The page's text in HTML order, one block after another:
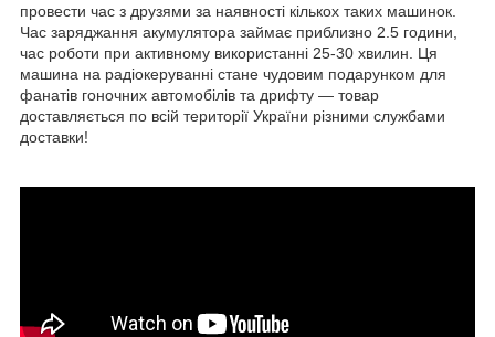
провести час з друзями за наявності кількох таких машинок.
Час заряджання акумулятора займає приблизно 2.5 години,
час роботи при активному використанні 25-30 хвилин. Ця
машина на радіокеруванні стане чудовим подарунком для
фанатів гоночних автомобілів та дрифту — товар
доставляється по всій території України різними службами
доставки!